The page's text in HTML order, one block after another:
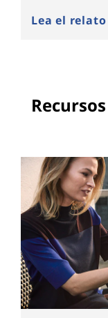
Lea el
Recursos